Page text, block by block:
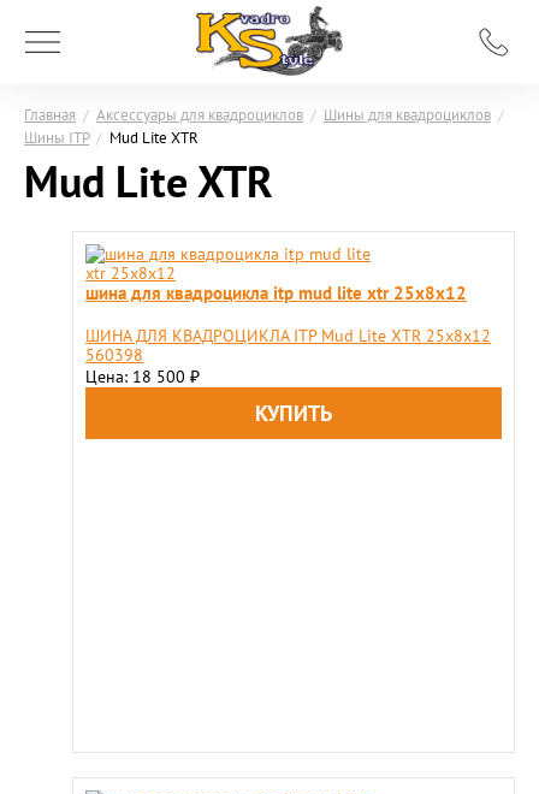
Главная / Аксессуары для квадроциклов / Шины для квадроциклов /
Шины ITP / Mud Lite XTR
Mud Lite XTR
шина для квадроцикла itp mud lite xtr 25х8х12
ШИНА ДЛЯ КВАДРОЦИКЛА ITP Mud Lite XTR 25х8х12
560398
Цена: 18 500 ₽